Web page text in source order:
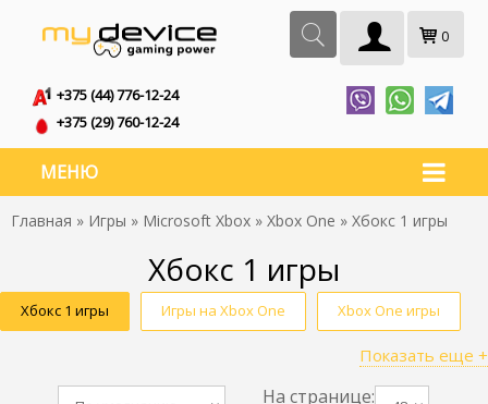
0
+375 (44) 776-12-24
+375 (29) 760-12-24
МЕНЮ
Главная » Игры » Microsoft Xbox » Xbox One » Xбокс 1 игры
Xбокс 1 игры
Xбокс 1 игры Игры на Xbox One Xbox One игры
Игры Икс бокс Ван Игры на Xbox One S
Показать еще +
На странице: